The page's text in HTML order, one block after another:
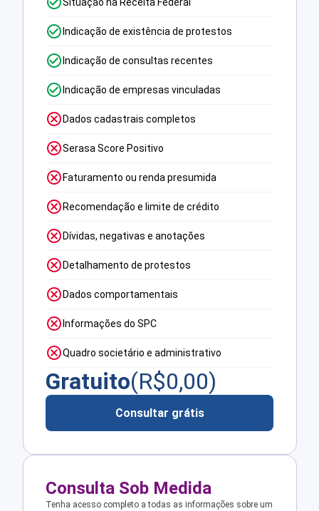
Situação na Receita Federal
Indicação de existência de protestos
Indicação de consultas recentes
Indicação de empresas vinculadas
Dados cadastrais completos
Serasa Score Positivo
Faturamento ou renda presumida
Recomendação e limite de crédito
Dívidas, negativas e anotações
Detalhamento de protestos
Dados comportamentais
Informações do SPC
Quadro societário e administrativo
Gratuito(R$0,00)
Consultar grátis
Consulta Sob Medida
Tenha acesso completo a todas as informações sobre um